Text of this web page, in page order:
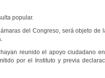
popular.
del Congreso, será objeto de
reunido el apoyo ciudadano
por el Instituto y previa